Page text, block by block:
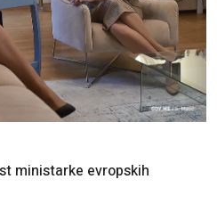
ministarke evropskih